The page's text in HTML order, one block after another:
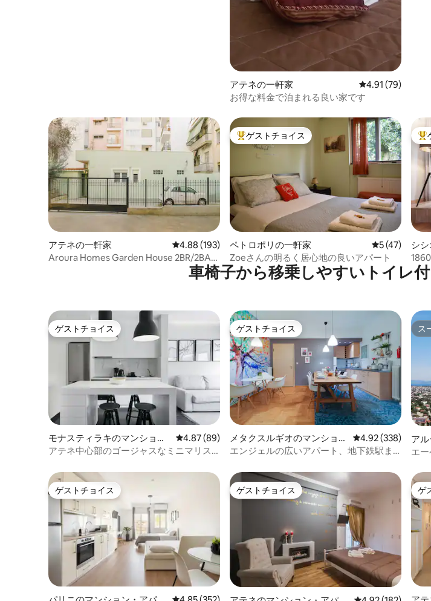
な大きなリビングルーム、独立したダイ
ニングルームを誇っています。 すべての
お部屋に暖房とエアコンが備わっていま
す。 キッチンには、食器洗い機、洗濯機
と乾燥機、コンロ、電子レンジ、大型冷
蔵庫、ケトル、トースター、アイロン、
ネスプレッソマシンが備わっています。
当宿泊施設は、プロフェッショナル、カ
ップル、グループ、または家族に最適で
す。 エリア：活気に満ちたコーヒー文化
とトップクラスのレストランがあるアテ
ネ中心部で最もおしゃれなエリアを探索
してください。 アテネの主要なショッピ
ングエリアの1つであり、コロナキが提供
らユニークな高級ブティックまでありま
す。 また、アテネの素晴らしい360度の景
色を楽しめる、絵のように美しいリカヴ
ィトスの丘のすぐ下にあります。 非常に
便利で、徒歩5分の場所にエヴァンジェリ
スモス地下鉄駅があり、徒歩7分以内に憲
法広場（シンタグマ）があります。 アテ
ネ中心部のすべてと、この街で体験でき
る最も重要な観光スポットは徒歩圏内、
または地下鉄でわずか1駅で行けます（パ
ルテノン、アゴラ、プラカ、モナスティ
ラキ、衛兵交代式、国立庭園、パナシナ
イコスタジアム）。 アート愛好家にはた
くさんの発見があります。 国内で最も素
ン、現代美術のコレクションを持つ有名
なベナキ美術館、現代美術の展示会を開
催することが多いキクラデス美術館が徒
歩わずか5分です。 これらの施設に加え
て、コロナキは、Zoumboulakis
Galleries、Kalfayan Galleries、Gallery
Kaplanon、CAN、Gagosian Galleryな
ど、モダンアートや現代アートからアン
ティークまで、あらゆるものを取り揃え
た多くのプライベートギャラリーでも有
名です。 ご要望に応じて、より快適に過
のある場所に関するアイデアや手順をご
案内します。 家の周りには、スーパーマ
ーケット、ミニマーケット、ベーカリー
などのさまざまなお店があります。 アテ
ネ中心部には、モーニングコーヒーを楽
しめるコーヒーショップや、ランチやデ
ィナーを楽しめる素晴らしい地元のタヴ
ェルナやレストランがあります。 アクロ
ポリスガーデンハウスは、モナスティラ
駅から徒歩5分の場所にあります。
アテネの一軒家 レビュー79件、5
4.91 (79)
お得な料金で泊まれる良い家です
アテネの一軒家 レビュー193件、5つ星中4.88つ星の平均評価
4.88 (193)
Aroura Homes Garden House 2BR/2BA
大好評のゲストチョイスです。
ゲストチョイス
ペトロポリの一軒家 レビュー47件
5 (47)
Zoeさんの明るく居心地の良いアパート
大
シ
先
車椅子から移乗しやすいトイレ
ゲストチョイス
ゲストチョイス
モナスティラキのマンショ
ン・アパート
レビュー89件、5つ星中4.87つ星の平均評価
4.87 (89)
アテネ中心部のゴージャスなミニマリス
ゲストチョイス
ゲストチョイス
メタクスルギオのマンショ
ン・アパート
レビュー338件、
4.92 (338)
エンジェルの広いアパート、地下鉄駅ま
☆iMac、☆PS4☆
ス
ス
ア
ア
エ
ゲストチョイス
ゲストチョイス ゲストチョイス
ゲストチョイス ゲ
ゲ